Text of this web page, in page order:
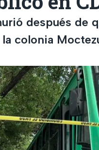
después de
colonia